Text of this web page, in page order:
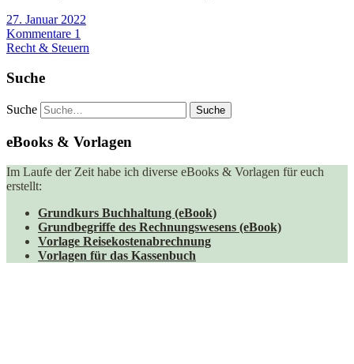
27. Januar 2022
Kommentare 1
Recht & Steuern
Suche
Suche
eBooks & Vorlagen
Im Laufe der Zeit habe ich diverse eBooks & Vorlagen für euch
erstellt:
Grundkurs Buchhaltung (eBook)
Grundbegriffe des Rechnungswesens (eBook)
Vorlage Reisekostenabrechnung
Vorlagen für das Kassenbuch